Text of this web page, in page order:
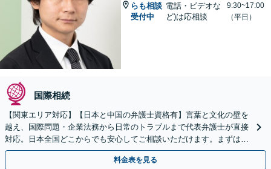
らも相談
受付中
電話・ビデオな
ど)は応相談
9:30~17:00
（平日）
国際相続
【関東エリア対応】【日本と中国の弁護士資格有】言葉と文化の壁を
越え、国際問題・企業法務から日常のトラブルまで代表弁護士が直接
対応。日本全国どこからでも安心してご相談いただけます。まずは一
歩を踏み出してみませんか。【初回相談無料】
料金表を見る